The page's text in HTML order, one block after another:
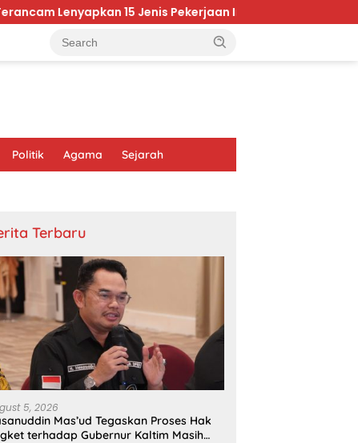
Jenis Pekerjaan Ini Per 2030 ​Daftar 10 Orang
Politik Agama Sejarah
Terbaru
5, 2026
Mas’ud Tegaskan Proses Hak
terhadap Gubernur Kaltim Masih